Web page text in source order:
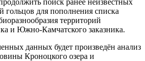
для пополнения списка
территорий
и Южно-Камчатского заказника.
данных будет произведён анализ
Кроноцкого озера и